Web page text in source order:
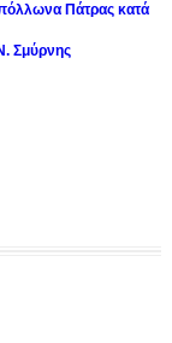
Πάτρας κατά
Σμύρνης